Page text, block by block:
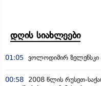
დღის სიახლეები
01:05 ვოლოდიმირ ზელენსკი
00:58
2008 წლის რუსეთ-